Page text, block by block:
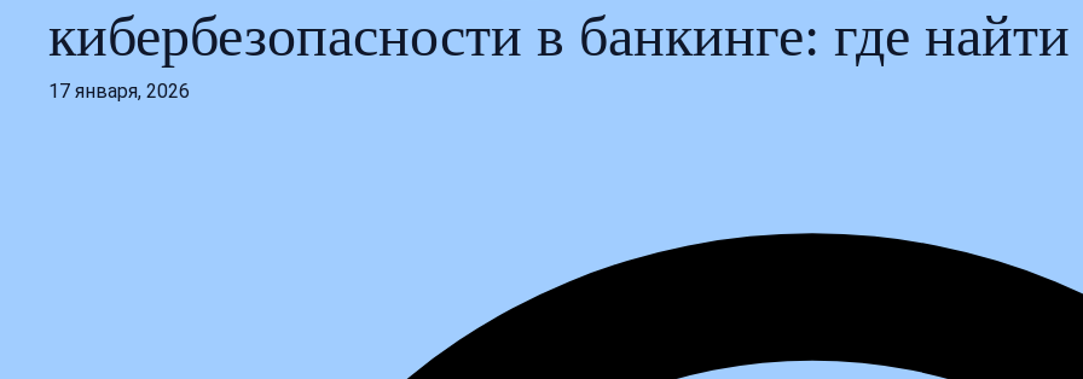
кибербезопасности в банкинге: где найти
17 января, 2026